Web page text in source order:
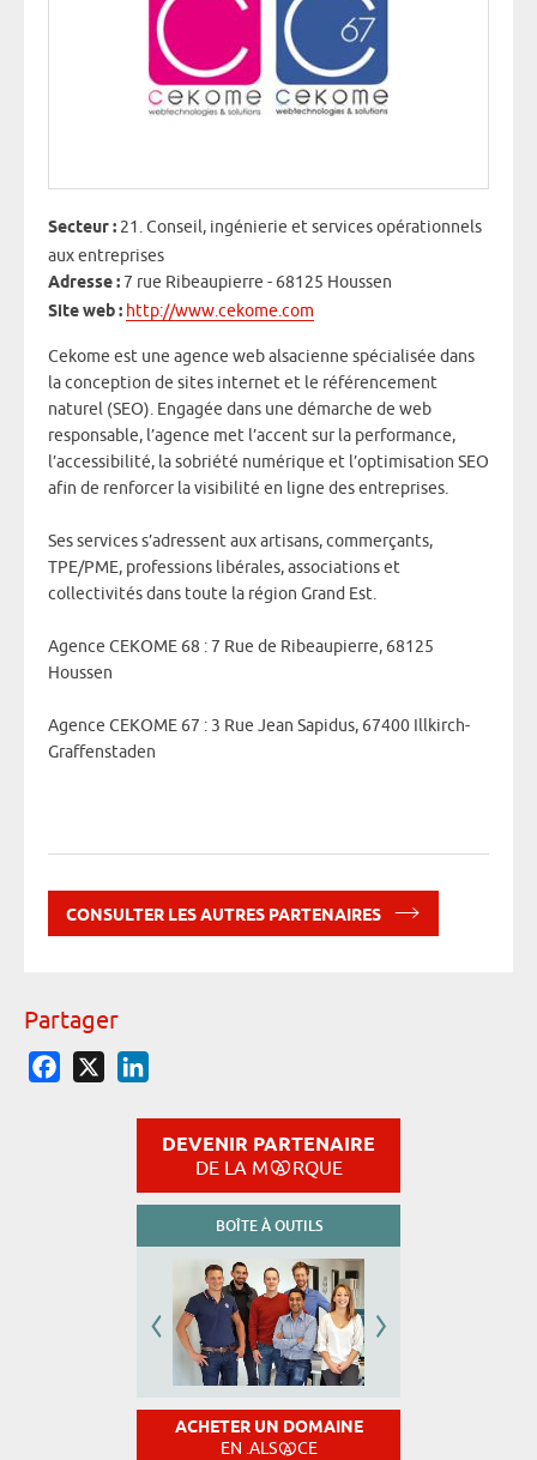
Secteur : 21. Conseil, ingénierie et services opérationnels
aux entreprises
Adresse :7 rue Ribeaupierre - 68125 Houssen
Site web : http://www.cekome.com
Cekome est une agence web alsacienne spécialisée dans
la conception de sites internet et le référencement
naturel (SEO). Engagée dans une démarche de web
responsable, l’agence met l’accent sur la performance,
l’accessibilité, la sobriété numérique et l’optimisation SEO
afin de renforcer la visibilité en ligne des entreprises.
Ses services s’adressent aux artisans, commerçants,
TPE/PME, professions libérales, associations et
collectivités dans toute la région Grand Est.
Agence CEKOME 68 : 7 Rue de Ribeaupierre, 68125
Houssen
Agence CEKOME 67 : 3 Rue Jean Sapidus, 67400 Illkirch-
Graffenstaden
CONSULTER LES AUTRES PARTENAIRES
Partager
Facebook
DEVENIR PARTENAIRE
DE LA M RQUE
BOÎTE À OUTILS
ACHETER UN DOMAINE
EN .ALS CE